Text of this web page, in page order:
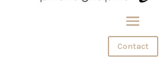
Contact